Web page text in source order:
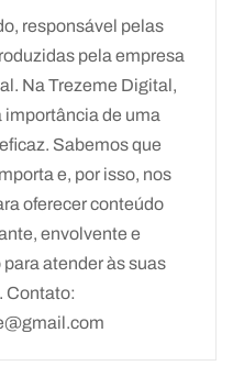
responsável pelas
pela empresa
Na Trezeme Digital,
importância de uma
Sabemos que
e, por isso, nos
oferecer conteúdo
envolvente e
atender às suas
Contato: